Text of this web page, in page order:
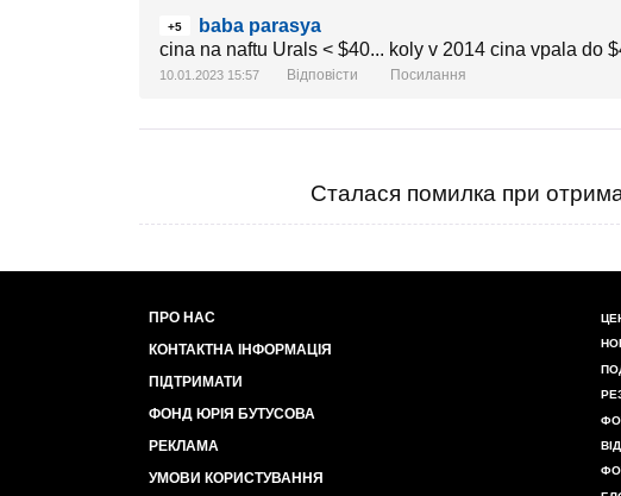
+5
baba parasya
cina na naftu Urals < $40... koly v 2014 cina vpala do
10.01.2023 15:57 Відповісти Посилання
Сталася помилка при
ПРО НАС
КОНТАКТНА ІНФОРМАЦІЯ
ПІДТРИМАТИ
ФОНД ЮРІЯ БУТУСОВА
РЕКЛАМА
УМОВИ КОРИСТУВАННЯ